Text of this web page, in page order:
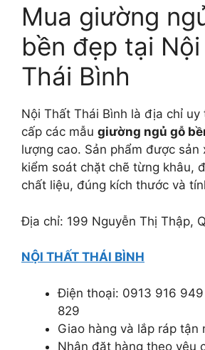
Mua giường
bền đẹp tại
Thái Bình
Nội Thất Thái Bình là địa chỉ uy
cấp các mẫu giường ngủ gỗ
lượng cao. Sản phẩm được sản
kiểm soát chặt chẽ từng khâu,
chất liệu, đúng kích thước và
Địa chỉ: 199 Nguyễn Thị Thập,
NỘI THẤT THÁI BÌNH
Điện thoại: 0913 916
829
Giao hàng và lắp ráp tận
Nhận đặt hàng theo yêu